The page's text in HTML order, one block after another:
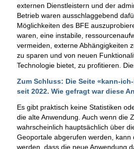
externen Dienstleistern und der
Betrieb waren ausschlaggebend
Möglichkeiten des BFE
waren, eine instabile,
vermeiden, externe Abhängigkeiten
zu sparen und von neuen
Technologie bietet, zu profitieren.
Zum Schluss: Die Seite «kann-
seit 2022. Wie gefragt war diese
Es gibt praktisch keine Statistiken
die alte Anwendung. Auch wenn die
wahrscheinlich hauptsächlich über
Geoportale abgerufen werden, kann
werden, dass die neue Anwendung